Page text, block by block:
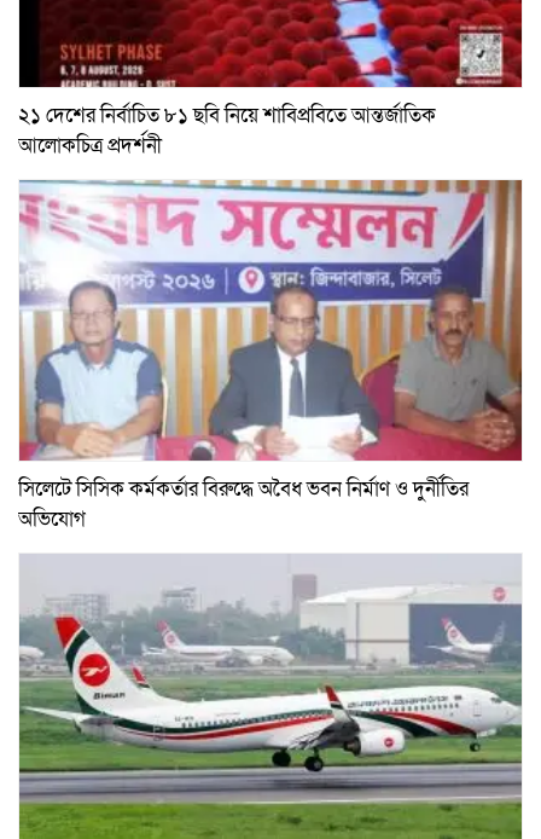
২১ দেশের নির্বাচিত ৮১ ছবি নিয়ে শাবিপ্রবিতে আন্তর্জাতিক
আলোকচিত্র প্রদর্শনী
সিলেটে সিসিক কর্মকর্তার বিরুদ্ধে অবৈধ ভবন নির্মাণ ও দুর্নীতির
অভিযোগ